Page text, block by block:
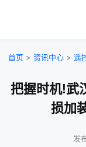
首页 > 资讯中心 > 遥
把握时机!武
损加
发